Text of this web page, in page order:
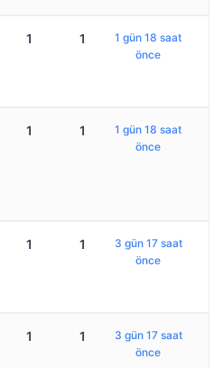
1 1
1 gün 18 saat
önce
1 1
1 gün 18 saat
önce
1 1
3 gün 17 saat
önce
1 1
3 gün 17 saat
önce